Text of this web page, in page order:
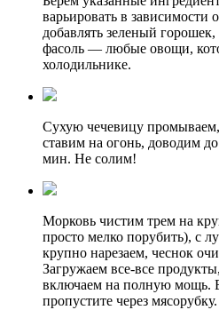
варьировать в зависимости
добавлять зеленый
фасоль — любые овощи,
холодильнике.
Сухую чечевицу
ставим на огонь, доводим
мин. Не солим!
Морковь чистим трем на
просто мелко порубить), с
крупно нарезаем, чеснок
Загружаем все-все
включаем на полную мощь.
пропустите через мясорубку.